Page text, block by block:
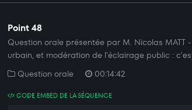
Point 48
Question orale présentée par M. Nicolas MATT
urbain, et modération de l'éclairage public :
Question orale
00:14:42
CODE EMBED DE LA SÉQUENCE